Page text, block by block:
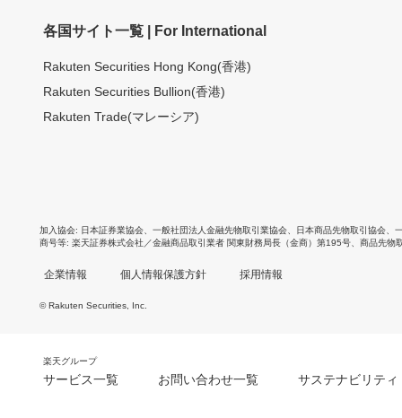
各国サイト一覧 | For International
Rakuten Securities Hong Kong(香港)
Rakuten Securities Bullion(香港)
Rakuten Trade(マレーシア)
加入協会 日本証券業協会 一般社団法人金融先物取引業協会 日本商品先物取引協会
商号等 楽天証券株式会社／金融商品取引業者 関東財務局長（金商）第195号、商品先物
企業情報 個人情報保護方針 採用情報
© Rakuten Securities, Inc.
楽天グループ
サービス一覧 お問い合わせ一覧 サステナビリティ